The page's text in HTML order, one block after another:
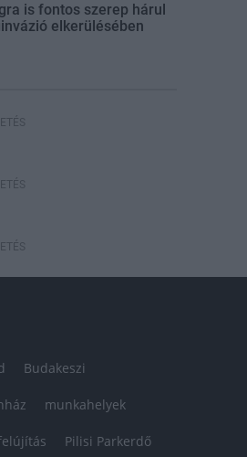
is fontos szerep hárul
elkerülésében
Budakeszi
munkahelyek
Pilisi Parkerdő